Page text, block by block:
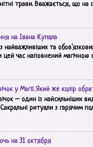
трави. Вважається, що на
на Івана Купала
найважливіших та
цей час наповнений магічною
у Магії. Який же колір
– один із найсильніших
ритуали з гарячим
на 31 октября